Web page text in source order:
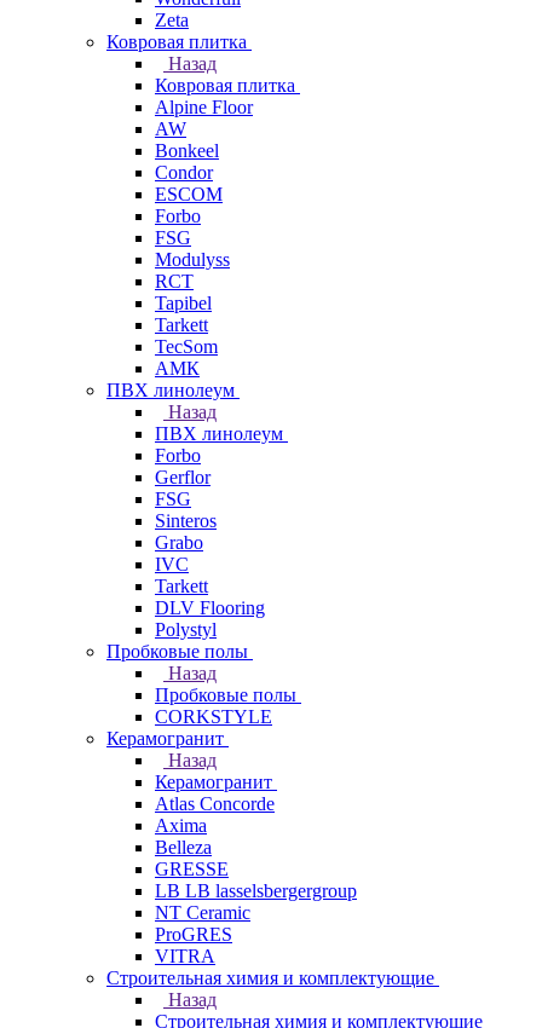
Zeta
Ковровая плитка
Назад
Ковровая плитка
Alpine Floor
AW
Bonkeel
Condor
ESCOM
Forbo
FSG
Modulyss
RCT
Tapibel
Tarkett
TecSom
АМК
ПВХ линолеум
Назад
ПВХ линолеум
Forbo
Gerflor
FSG
Sinteros
Grabo
IVC
Tarkett
DLV Flooring
Polystyl
Пробковые полы
Назад
Пробковые полы
CORKSTYLE
Керамогранит
Назад
Керамогранит
Atlas Concorde
Axima
Belleza
GRESSE
LB LB lasselsbergergroup
NT Ceramic
ProGRES
VITRA
Строительная химия и комплектующие
Назад
Строительная химия и комплектующие